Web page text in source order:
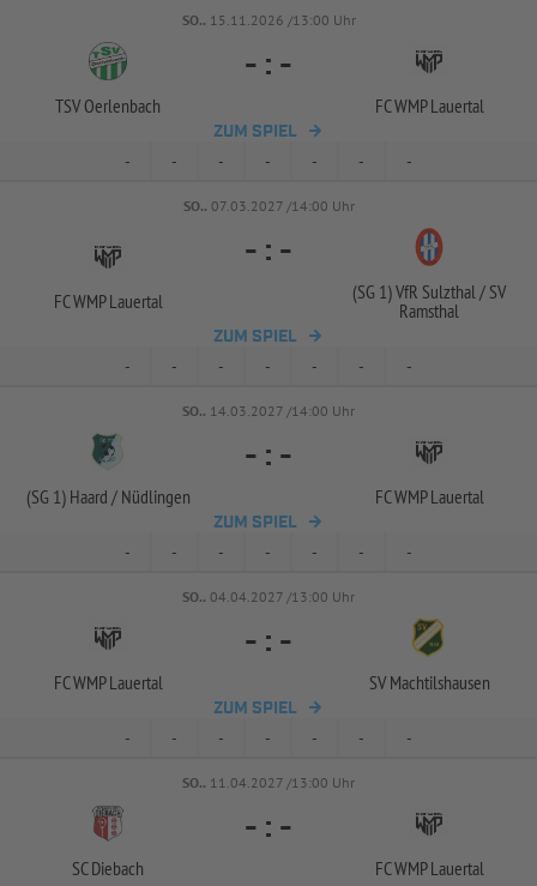
SO.. 15.11.2026 /13:00 Uhr
TSV Oerlenbach
- : -
FC WMP Lauertal
ZUM SPIEL
- - - - - - -
SO.. 07.03.2027 /14:00 Uhr
FC WMP Lauertal
- : -
(SG 1) VfR Sulzthal / SV
Ramsthal
ZUM SPIEL
- - - - - - -
SO.. 14.03.2027 /14:00 Uhr
(SG 1) Haard /Nüdlingen
- : -
FC WMP Lauertal
ZUM SPIEL
- - - - - - -
SO.. 04.04.2027 /13:00 Uhr
FC WMP Lauertal
- : -
SV Machtilshausen
ZUM SPIEL
- - - - - - -
SO.. 11.04.2027 /13:00 Uhr
SC Diebach
- : -
FC WMP Lauertal